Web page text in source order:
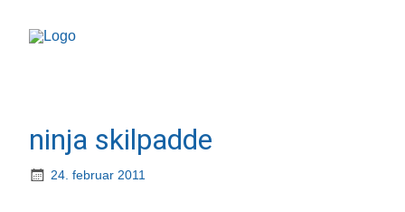
ninja skilpadde
24. februar 2011